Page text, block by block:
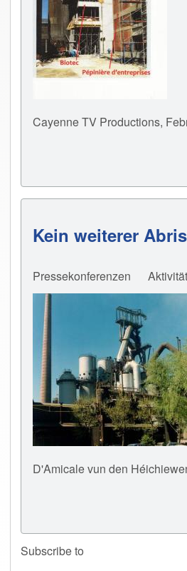
Cayenne TV Productions,
Kein weiterer
Pressekonferenzen
D'Amicale vun den
Subscribe to